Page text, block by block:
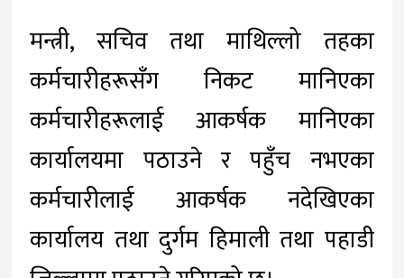
मन्त्री, सचिव तथा माथिल्लो तहका
कर्मचारीहरूसँग निकट मानिएका
कर्मचारीहरूलाई आकर्षक मानिएका
कार्यालयमा पठाउने र पहुँच नभएका
कर्मचारीलाई आकर्षक नदेखिएका
कार्यालय तथा दुर्गम हिमाली तथा पहाडी